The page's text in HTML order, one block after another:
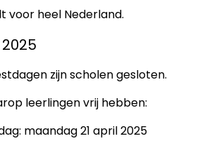
voor heel Nederland.
zijn scholen gesloten.
leerlingen vrij hebben:
maandag 21 april 2025